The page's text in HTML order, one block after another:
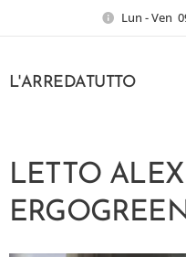
Lun - Ven
L'ARREDATUTTO
LETTO